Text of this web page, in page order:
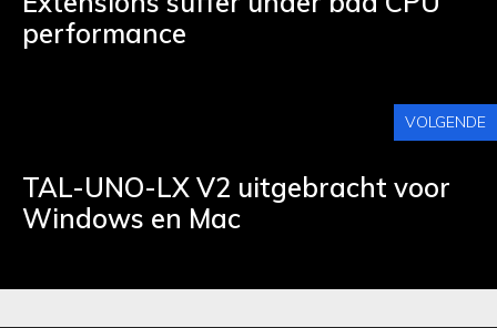
performance
VOLGENDE
TAL-UNO-LX V2 uitgebracht voor
Windows en Mac